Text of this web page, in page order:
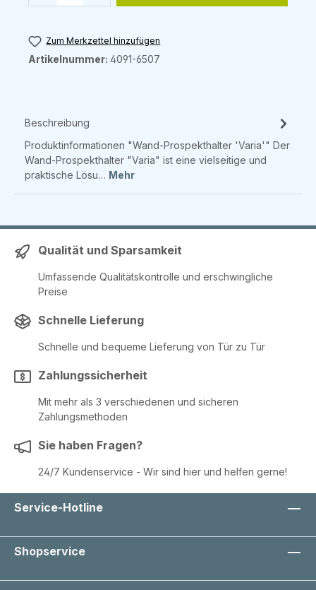
Zum Merkzettel hinzufügen
Artikelnummer: 4091-6507
Beschreibung
Produktinformationen "Wand-Prospekthalter 'Varia'" Der
Wand-Prospekthalter "Varia" ist eine vielseitige und
praktische Lösu… Mehr
Qualität und Sparsamkeit
Umfassende Qualitätskontrolle und erschwingliche
Preise
Schnelle Lieferung
Schnelle und bequeme Lieferung von Tür zu Tür
Zahlungssicherheit
Mit mehr als 3 verschiedenen und sicheren
Zahlungsmethoden
Sie haben Fragen?
24/7 Kundenservice - Wir sind hier und helfen gerne!
Service-Hotline
Shopservice